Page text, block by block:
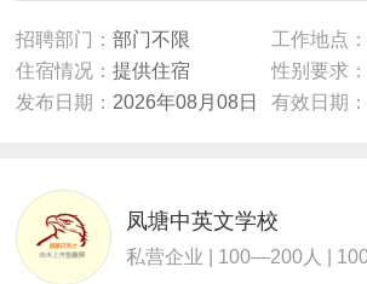
招聘部门： 部门不限 工作地点：
住宿情况： 提供住宿 性别要求：
发布日期： 2026年08月08日 有效日期：
凤塘中英文学校
私营企业 | 100—200人 |